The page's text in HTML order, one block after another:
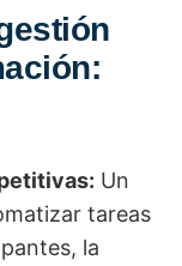
Un
tareas
la